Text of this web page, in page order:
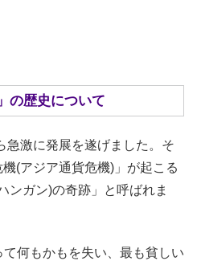
の歴史について
急激に発展を遂げました。そ
(アジア通貨危機)」が起こる
ンガン)の奇跡」と呼ばれま
何もかもを失い、最も貧しい